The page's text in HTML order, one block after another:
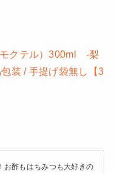
クテル）300ml -梨
装 / 手提げ袋無し【3
お酢もはちみつも大好きの